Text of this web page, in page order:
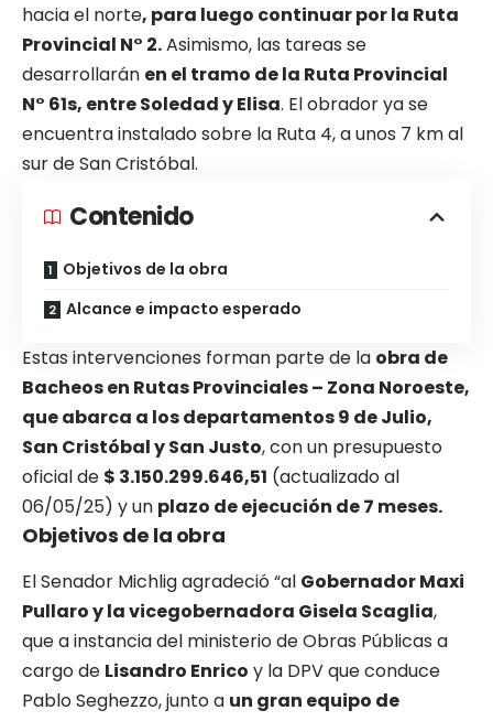
hacia el norte, para luego continuar por la Ruta
Provincial N° 2.Asimismo, las tareas se
desarrollarán en el tramo de la Ruta Provincial
N° 61s, entre Soledad y Elisa. El obrador ya se
encuentra instalado sobre la Ruta 4, a unos 7 km al
sur de San Cristóbal.
Contenido
Objetivos de la obra
Alcance e impacto esperado
Estas intervenciones forman parte de la obra de
Bacheos en Rutas Provinciales – Zona Noroeste,
que abarca a los departamentos 9 de Julio,
San Cristóbal y San Justo, con un presupuesto
oficial de $ 3.150.299.646,51 (actualizado al
06/05/25) y un plazo de ejecución de 7 meses.
Objetivos de la obra
El Senador Michlig agradeció “al Gobernador Maxi
Pullaro y la vicegobernadora Gisela Scaglia,
que a instancia del ministerio de Obras Públicas a
cargo de Lisandro Enrico y la DPV que conduce
Pablo Seghezzo, junto a un gran equipo de